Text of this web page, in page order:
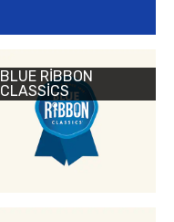
BLUE RIBBON
CLASSICS